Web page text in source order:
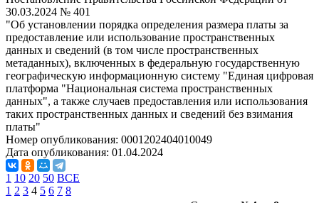
30.03.2024 № 401
"Об установлении порядка определения размера платы за
предоставление или использование пространственных
данных и сведений (в том числе пространственных
метаданных), включенных в федеральную государственную
географическую информационную систему "Единая цифровая
платформа "Национальная система пространственных
данных", а также случаев предоставления или использования
таких пространственных данных и сведений без взимания
платы"
Номер опубликования: 0001202404010049
Дата опубликования: 01.04.2024
1 10 20 50 ВСЕ
1 2 3 4 5 6 7 8